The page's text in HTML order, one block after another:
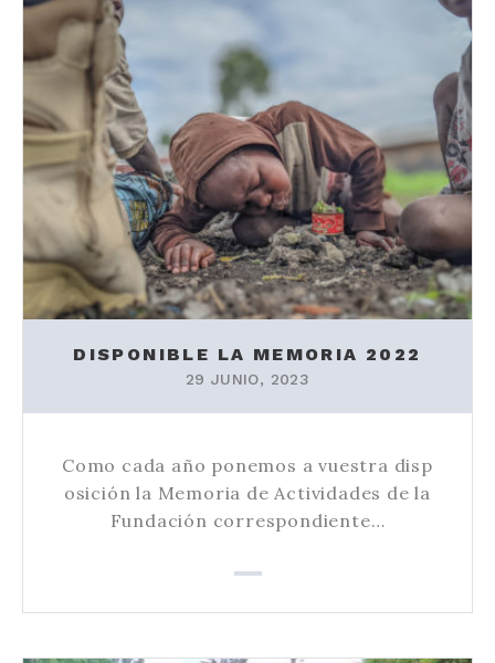
DISPONIBLE LA MEMORIA 2022
29 JUNIO, 2023
Como cada año ponemos a vuestra disp
osición la Memoria de Actividades de la
Fundación correspondiente…